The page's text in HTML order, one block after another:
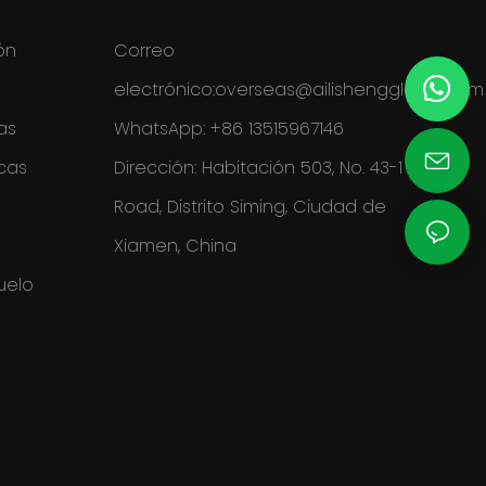
Correo
electrónico:overseas@ailishengglobal.com
WhatsApp: +86 13515967146
Dirección: Habitación 503, No. 43-1 Tiyu
Road, Distrito Siming, Ciudad de
Xiamen, China